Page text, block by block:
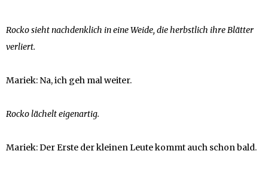
Rocko sieht nachdenklich in eine Weide, die herbstlich ihre Blätter
verliert.
Mariek: Na, ich geh mal weiter.
Rocko lächelt eigenartig.
Mariek: Der Erste der kleinen Leute kommt auch schon bald.